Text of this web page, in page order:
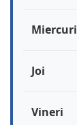
Miercuri
Joi
Vineri